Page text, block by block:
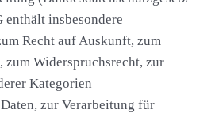
enthält insbesondere
Recht auf Auskunft, zum
zum Widerspruchsrecht, zur
Kategorien
zur Verarbeitung für